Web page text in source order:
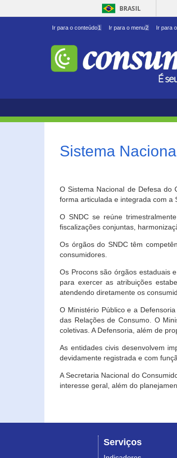
BRASIL
Ir para o conteúdo1 Ir para o menu2 Ir para
Sistema
O Sistema Nacional de Defesa do
forma articulada e integrada com a
O SNDC se reúne
fiscalizações conjuntas,
Os órgãos do SNDC têm
consumidores.
Os Procons são órgãos estaduais
para exercer as atribuições
atendendo diretamente os
O Ministério Público e a
das Relações de Consumo. O
coletivas. A Defensoria, além de
As entidades civis desenvolvem
devidamente registrada e com
A Secretaria Nacional do
interesse geral, além do
Serviços